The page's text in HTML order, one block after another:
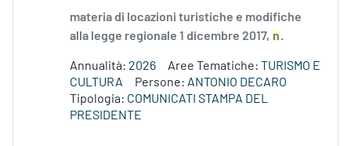
materia di locazioni turistiche e modifiche
alla legge regionale 1 dicembre 2017, n.
Annualità: 2026 Aree Tematiche: TURISMO E
CULTURA
Persone: ANTONIO DECARO
Tipologia: COMUNICATI STAMPA DEL
PRESIDENTE